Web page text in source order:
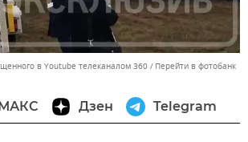
в Youtube телеканалом 360 Перейти в фотобанк
Дзен Telegram